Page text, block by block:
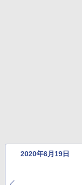
2020年6月19日